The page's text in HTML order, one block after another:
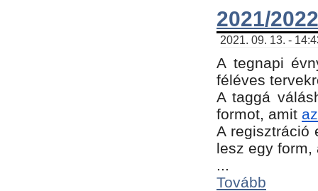
2021/
2021. 09. 13. -
A tegnapi
féléves
A taggá
formot, amit
A regisztráció
lesz egy
...
Tovább